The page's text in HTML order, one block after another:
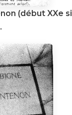
(début XXe